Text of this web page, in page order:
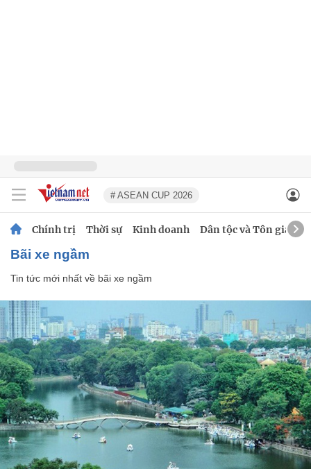
# ASEAN CUP 2026
Chính trị Thời sự Kinh doanh Dân tộc và Tôn giáo
bãi xe ngầm
Tin tức mới nhất về bãi xe ngầm